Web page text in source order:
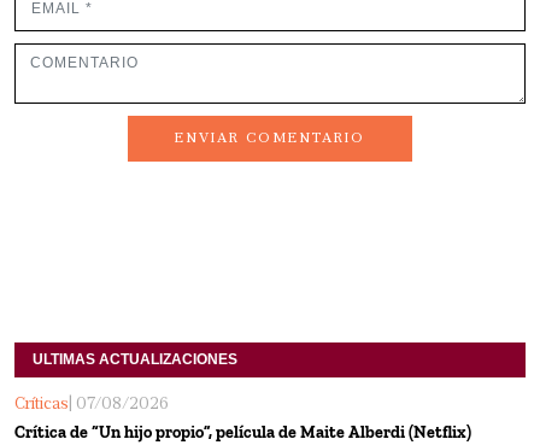
ENVIAR COMENTARIO
ULTIMAS ACTUALIZACIONES
Críticas | 07/08/2026
Crítica de “Un hijo propio”, película de Maite Alberdi (Netflix)